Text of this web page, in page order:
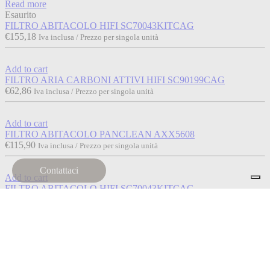
Read more
Esaurito
FILTRO ABITACOLO HIFI SC70043KITCAG
€155,18 Iva inclusa / Prezzo per singola unità
Add to cart
FILTRO ARIA CARBONI ATTIVI HIFI SC90199CAG
€62,86 Iva inclusa / Prezzo per singola unità
Add to cart
FILTRO ABITACOLO PANCLEAN AXX5608
€115,90 Iva inclusa / Prezzo per singola unità
Add to cart
FILTRO ABITACOLO HIFI SC70043KITCAG
Contattaci